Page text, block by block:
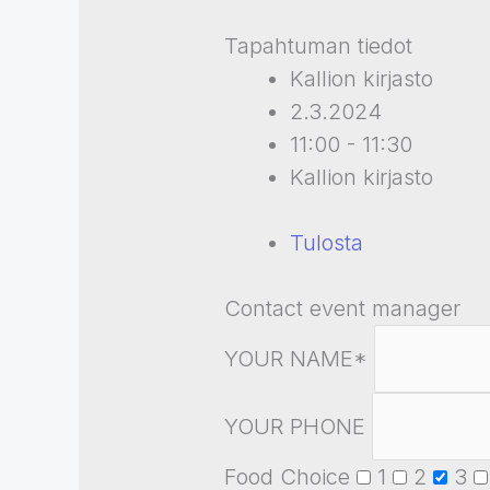
Tapahtuman tiedot
Kallion kirjasto
2.3.2024
11:00 - 11:30
Kallion kirjasto
Tulosta
Contact event manager
YOUR NAME*
YOUR PHONE
Food Choice
1 2 3